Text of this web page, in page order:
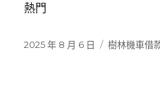
熱門
發
2025 年 8 月 6 日
分
樹林機車借